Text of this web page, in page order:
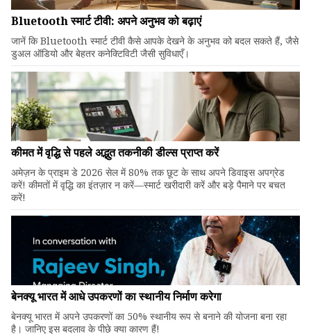
Bluetooth स्मार्ट टीवी: अपने अनुभव को बढ़ाएं
जानें कि Bluetooth स्मार्ट टीवी कैसे आपके देखने के अनुभव को बदल सकते हैं, जैसे
डुअल ऑडियो और बेहतर कनेक्टिविटी जैसी सुविधाएँ।
कीमत में वृद्धि से पहले अद्भुत तकनीकी डील्स प्राप्त करें
अमेज़न के प्राइम डे 2026 सेल में 80% तक छूट के साथ अपने डिवाइस अपग्रेड
करें! कीमतों में वृद्धि का इंतज़ार न करें—स्मार्ट खरीदारी करें और बड़े पैमाने पर बचत
करें!
बेनक्यू भारत में आधे उपकरणों का स्थानीय निर्माण करेगा
बेनक्यू भारत में अपने उपकरणों का 50% स्थानीय रूप से बनाने की योजना बना रहा
है। जानिए इस बदलाव के पीछे क्या कारण हैं!